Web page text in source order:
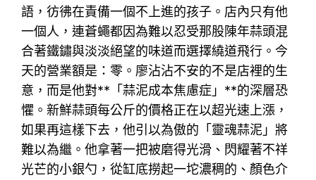
語，彷彿在責備一個不上進的孩子。店內只有他
一個人，連蒼蠅都因為難以忍受那股陳年蒜頭混
合著鐵鏽與淡淡絕望的味道而選擇繞道飛行。今
天的營業額是：零。廖沾沾不安的不是店裡的生
意，而是他對**「蒜泥成本焦慮症」**的深層恐
懼。新鮮蒜頭每公斤的價格正在以超光速上漲，
如果再這樣下去，他引以為傲的「靈魂蒜泥」將
難以為繼。他拿著一把被磨得光滑、閃耀著不祥
光芒的小銀勺，從缸底撈起一坨濃稠的、顏色介